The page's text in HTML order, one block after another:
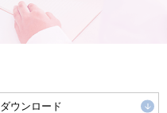
ダウンロード